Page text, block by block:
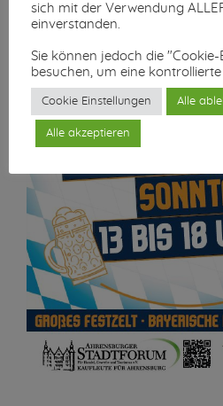
sich mit der Verwendung
einverstanden.
Sie können jedoch die "Cookie-
besuchen, um eine
Cookie Einstellungen Alle
Alle akzeptieren